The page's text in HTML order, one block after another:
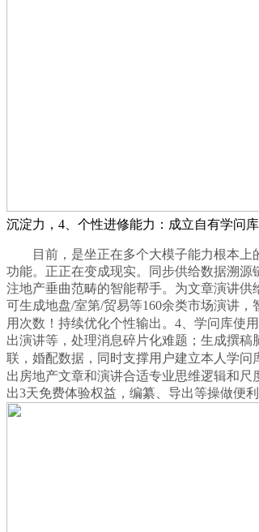
沉淀力，4、个性进修能力：成立自有学问库
目前，是坐正在多个大模子能力根本上的
功能。正正在变成现实。同步供给数据溯
注地产垂曲范畴的智能帮手。为文章演讲供
可生成地盘/室第/贸易等160余类市场演讲
用次数！持续优化个性输出。4、学问库使
出演讲等，处理消息碎片化难题；生成撰
联，婚配数据，同时支撑用户建立本人学问
出房地产文章和演讲合适专业思维逻辑和尺
出3天免费体验权益，编纂、导出等操做便